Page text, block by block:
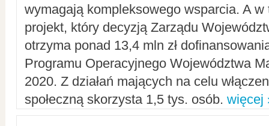
wymagają kompleksowego wsparcia. A w
projekt, który decyzją Zarządu
otrzyma ponad 13,4 mln zł
Programu Operacyjnego Województwa
2020. Z działań mających na celu
społeczną skorzysta 1,5 tys. osób. więcej